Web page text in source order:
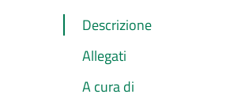
Descrizione
Allegati
A cura di